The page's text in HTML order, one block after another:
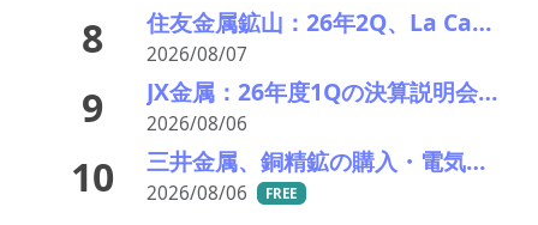
8 住友金属鉱山：26年2Q、La Candelariaのキャッシュコストは・・・
2026/08/07
9 JX金属：26年度1Qの決算説明会を開催。業績見通しを上方修正
2026/08/06
10 三井金属、銅精鉱の購入・電気銅販売の事業統合の効力発生日を27年2月に延期
2026/08/06 FREE